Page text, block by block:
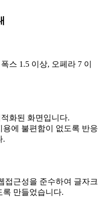
스 1.5 이상, 오페라 7 이
화된 화면입니다.
에 불편함이 없도록 반응
.
접근성을 준수하여 글자크
록 만들었습니다.